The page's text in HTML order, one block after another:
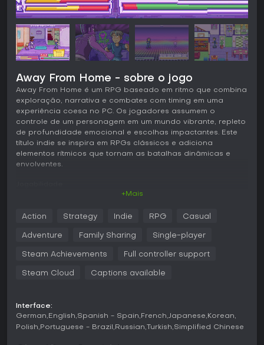
Away From Home - sobre o jogo
Away From Home é um RPG baseado em ritmo que combina
exploração, narrativa e combates com timing em uma
experiência coesa no PC. Os jogadores assumem o
controle de um personagem em um mundo vibrante, repleto
de profundidade emocional e escolhas impactantes. Este
título indie se inspira em RPGs clássicos e adiciona
elementos rítmicos que tornam as batalhas dinâmicas e
envolventes.
onde você anda pelo mapa, interage com personagens e
descobre elementos da história. Você controla Abby, ao
tomando decisões que alteram a narrativa e o estado do
pessoa com comandos baseados em ritmo, usando botões
de ação para golpes poderosos, equilibrando habilidade
rítmica com escolhas estratégicas, como neutralizar efeitos
inimigos como veneno com itens.
+Mais
Action Strategy Indie RPG Casual
Adventure Family Sharing Single-player
Steam Achievements Full controller support
Steam Cloud Captions available
Interface:
German English Spanish - Spain French Japanese Korean
Polish Portuguese - Brazil Russian Turkish Simplified Chinese